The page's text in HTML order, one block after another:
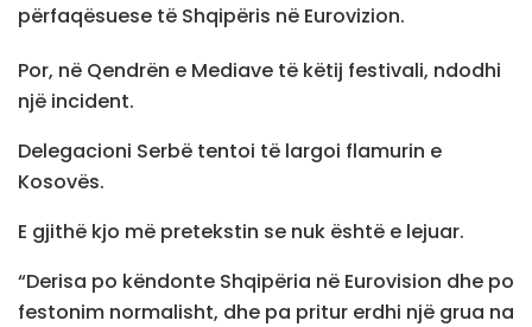
përfaqësuese të Shqipëris në Eurovizion.
Por, në Qendrën e Mediave të këtij festivali, ndodhi
një incident.
Delegacioni Serbë tentoi të largoi flamurin e
Kosovës.
E gjithë kjo më pretekstin se nuk është e lejuar.
“Derisa po këndonte Shqipëria në Eurovision dhe po
festonim normalisht, dhe pa pritur erdhi një grua na